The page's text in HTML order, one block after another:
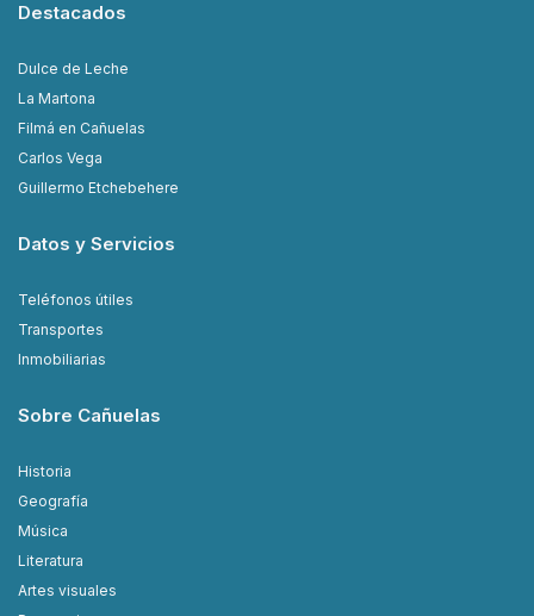
Destacados
Dulce de Leche
La Martona
Filmá en Cañuelas
Carlos Vega
Guillermo Etchebehere
Datos y Servicios
Teléfonos útiles
Transportes
Inmobiliarias
Sobre Cañuelas
Historia
Geografía
Música
Literatura
Artes visuales